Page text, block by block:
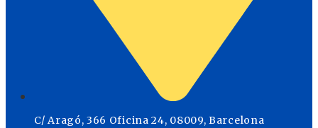
C/ Aragó, 366 Oficina 24, 08009, Barcelona